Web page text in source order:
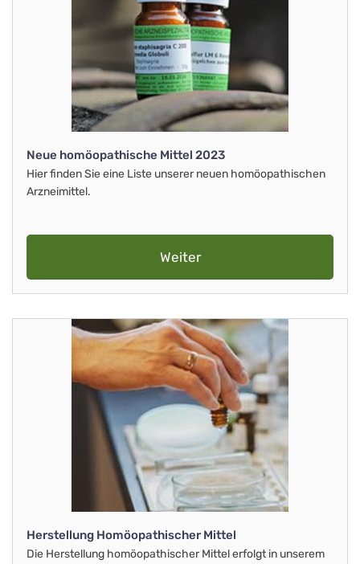
Neue homöopathische Mittel 2023
Hier finden Sie eine Liste unserer neuen homöopathischen
Arzneimittel.
Weiter
Herstellung Homöopathischer Mittel
Die Herstellung homöopathischer Mittel erfolgt in unserem